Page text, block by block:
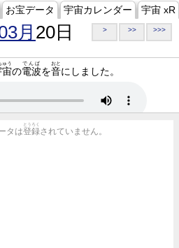
お宝データ 宇宙カレンダー 宇宙 xR
月 20日 > >> >>>
宙
ゅう
の電波
でんぱ
を音
おと
にしました。
タは登録
とうろく
されていません。